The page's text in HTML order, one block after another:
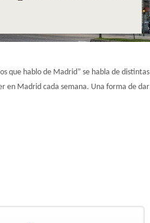
que hablo de Madrid” se habla de
en Madrid cada semana. Una forma de